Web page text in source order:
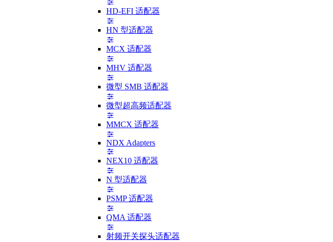
HD-EFI 适配器
HN 型适配器
MCX 适配器
MHV 适配器
微型 SMB 适配器
微型超高频适配器
MMCX 适配器
NDX Adapters
NEX10 适配器
N 型适配器
PSMP 适配器
QMA 适配器
射频开关探头适配器